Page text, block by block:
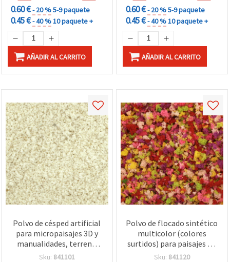
0.60 €- 20 %5-9 paquete
0.45 €- 40 %10 paquete +
AÑADIR AL CARRITO
0.60 €- 20 %5-9 paquete
0.45 €- 40 %10 paquete +
AÑADIR AL CARRITO
Polvo de césped artificial
para micropaisajes 3D y
manualidades, terreno
para mesa de arena,
Sku: 841101
Polvo de flocado sintético
multicolor (colores
surtidos) para paisajes en
miniatura 3D, dioramas y
Sku: 841120